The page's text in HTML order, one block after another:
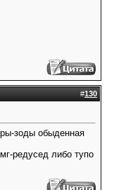
#130
зоды обыденная
редусед либо тупо